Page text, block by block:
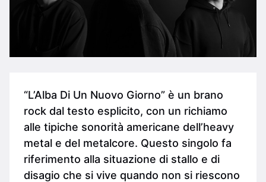
“L’Alba Di Un Nuovo Giorno” è un brano
rock dal testo esplicito, con un richiamo
alle tipiche sonorità americane dell’heavy
metal e del metalcore. Questo singolo fa
riferimento alla situazione di stallo e di
disagio che si vive quando non si riescono